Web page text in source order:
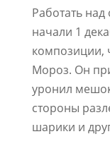
Работать
начали 1
композиции,
Мороз. Он
уронил
стороны
шарики и